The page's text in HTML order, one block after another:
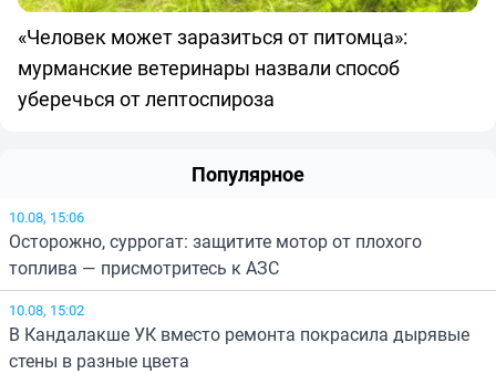
«Человек может заразиться от питомца»:
мурманские ветеринары назвали способ
уберечься от лептоспироза
Популярное
10.08, 15:06
Осторожно, суррогат: защитите мотор от плохого
топлива — присмотритесь к АЗС
10.08, 15:02
В Кандалакше УК вместо ремонта покрасила дырявые
стены в разные цвета